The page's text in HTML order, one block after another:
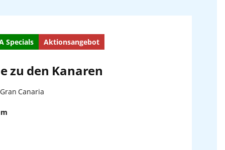
Specials Aktionsangebot
zu den Kanaren
Canaria